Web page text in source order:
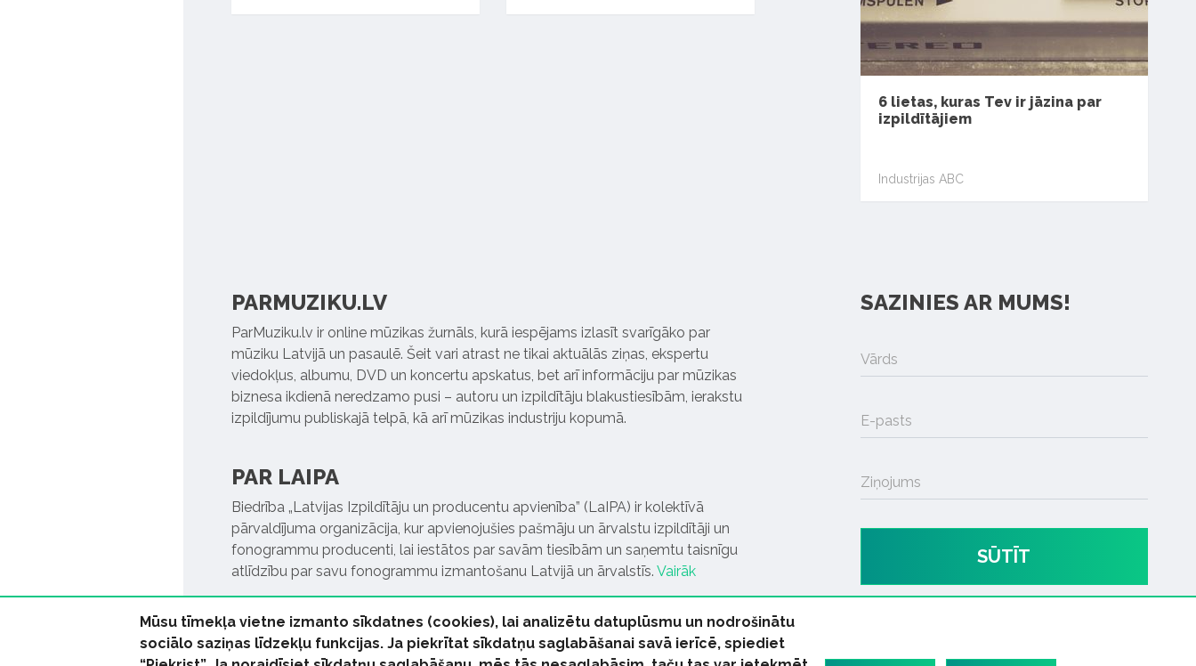
6 lietas, kuras Tev ir jāzina par
izpildītājiem
Industrijas ABC
PARMUZIKU.LV
ParMuziku.lv ir online mūzikas žurnāls, kurā iespējams izlasīt svarīgāko par
mūziku Latvijā un pasaulē. Šeit vari atrast ne tikai aktuālās ziņas, ekspertu
viedokļus, albumu, DVD un koncertu apskatus, bet arī informāciju par mūzikas
biznesa ikdienā neredzamo pusi – autoru un izpildītāju blakustiesībām, ierakstu
izpildījumu publiskajā telpā, kā arī mūzikas industriju kopumā.
PAR LAIPA
Biedrība „Latvijas Izpildītāju un producentu apvienība” (LaIPA) ir kolektīvā
pārvaldījuma organizācija, kur apvienojušies pašmāju un ārvalstu izpildītāji un
fonogrammu producenti, lai iestātos par savām tiesībām un saņemtu taisnīgu
atlīdzību par savu fonogrammu izmantošanu Latvijā un ārvalstīs. Vairāk
SAZINIES AR MUMS!
Vārds
E-pasts
Ziņojums
SŪTĪT
Mūsu tīmekļa vietne izmanto sīkdatnes (cookies), lai analizētu datuplūsmu un nodrošinātu
sociālo saziņas līdzekļu funkcijas. Ja piekrītat sīkdatņu saglabāšanai savā ierīcē, spiediet